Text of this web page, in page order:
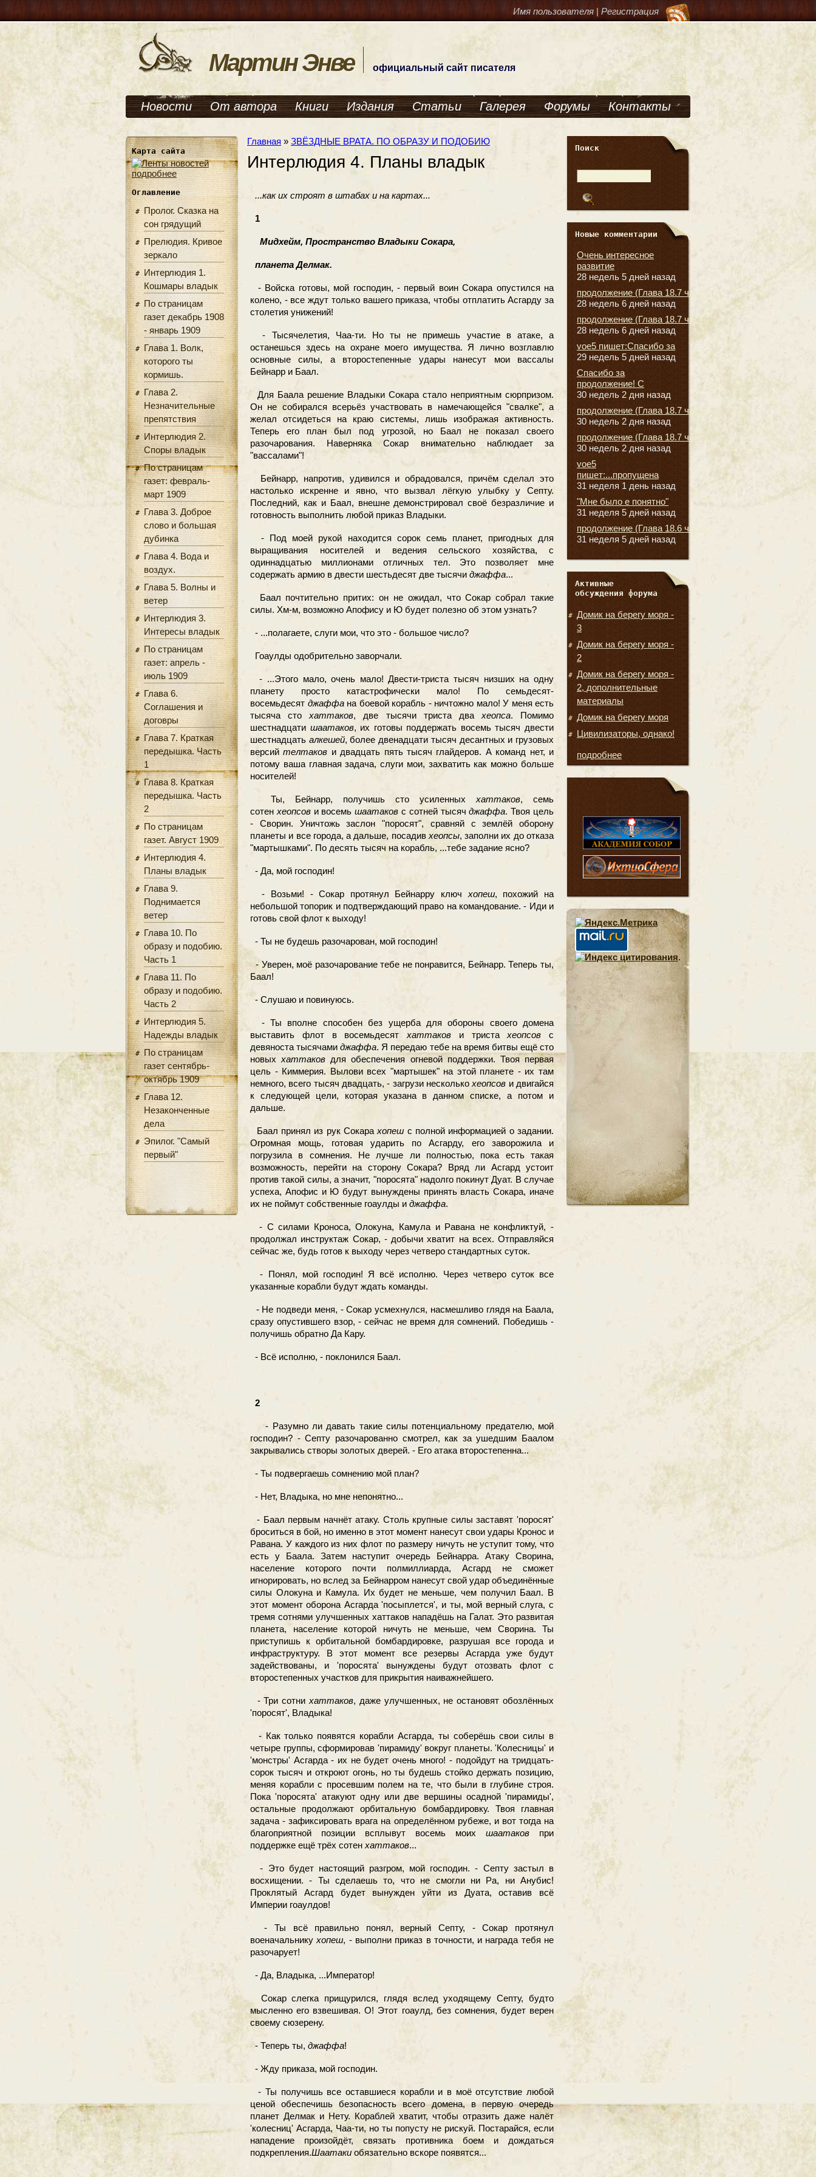
Имя пользователя | Регистрация
Мартин Энве официальный сайт писателя
Новости От автора Книги Издания Статьи Галерея Форумы Контакты
Карта сайта
подробнее
Оглавление
Пролог. Сказка на
сон грядущий
Прелюдия. Кривое
зеркало
Интерлюдия 1.
Кошмары владык
По страницам
газет декабрь 1908
- январь 1909
Глава 1. Волк,
которого ты
кормишь.
Глава 2.
Незначительные
препятствия
Интерлюдия 2.
Споры владык
По страницам
газет: февраль-
март 1909
Глава 3. Доброе
слово и большая
дубинка
Глава 4. Вода и
воздух.
Глава 5. Волны и
ветер
Интерлюдия 3.
Интересы владык
По страницам
газет: апрель -
июль 1909
Глава 6.
Соглашения и
договры
Глава 7. Краткая
передышка. Часть
1
Глава 8. Краткая
передышка. Часть
2
По страницам
газет. Август 1909
Интерлюдия 4.
Планы владык
Глава 9.
Поднимается
ветер
Глава 10. По
образу и подобию.
Часть 1
Глава 11. По
образу и подобию.
Часть 2
Интерлюдия 5.
Надежды владык
По страницам
газет сентябрь-
октябрь 1909
Глава 12.
Незаконченные
дела
Эпилог. "Самый
первый"
Главная » ЗВЁЗДНЫЕ ВРАТА. ПО ОБРАЗУ И ПОДОБИЮ
Интерлюдия 4. Планы владык
...как их строят в штабах и на картах...
1
Мидхейм, Пространство Владыки Сокара,
планета Делмак.
- Войска готовы, мой господин, - первый воин Сокара опустился на
колено, - все ждут только вашего приказа, чтобы отплатить Асгарду за
столетия унижений!
- Тысячелетия, Чаа-ти. Но ты не примешь участие в атаке, а
останешься здесь на охране моего имущества. Я лично возглавлю
основные силы, а второстепенные удары нанесут мои вассалы
Бейнарр и Баал.
Для Баала решение Владыки Сокара стало неприятным сюрпризом.
Он не собирался всерьёз участвовать в намечающейся "свалке", а
желал отсидеться на краю системы, лишь изображая активность.
Теперь его план был под угрозой, но Баал не показал своего
разочарования. Наверняка Сокар внимательно наблюдает за
"вассалами"!
Бейнарр, напротив, удивился и обрадовался, причём сделал это
настолько искренне и явно, что вызвал лёгкую улыбку у Септу.
Последний, как и Баал, внешне демонстрировал своё безразличие и
готовность выполнить любой приказ Владыки.
- Под моей рукой находится сорок семь планет, пригодных для
выращивания носителей и ведения сельского хозяйства, с
одиннадцатью миллионами отличных тел. Это позволяет мне
содержать армию в двести шестьдесят две тысячи джаффа...
Баал почтительно притих: он не ожидал, что Сокар собрал такие
силы. Хм-м, возможно Апофису и Ю будет полезно об этом узнать?
- ...полагаете, слуги мои, что это - большое число?
Гоаулды одобрительно заворчали.
- ...Этого мало, очень мало! Двести-триста тысяч низших на одну
планету просто катастрофически мало! По семьдесят-
восемьдесят джаффана боевой корабль - ничтожно мало! У меня есть
тысяча стохаттаков, две тысячи триста два хеопса. Помимо
шестнадцати шаатаков, их готовы поддержать восемь тысяч двести
шестнадцать алкешей, более двенадцати тысяч десантных и грузовых
версийтелтаков и двадцать пять тысяч глайдеров. А команд нет, и
потому ваша главная задача, слуги мои, захватить как можно больше
носителей!
Ты, Бейнарр, получишь сто усиленных хаттаков, семь
сотен хеопсови восемьшаатаков с сотней тысячджаффа. Твоя цель
- Сворин. Уничтожь заслон "поросят", сравняй с землёй оборону
планеты и все города, а дальше, посадив хеопсы, заполни их до отказа
"мартышками". По десять тысяч на корабль, ...тебе задание ясно?
- Да, мой господин!
- Возьми! - Сокар протянул Бейнарру ключ хопеш, похожий на
небольшой топорик и подтверждающий право на командование. - Иди и
готовь свой флот к выходу!
- Ты не будешь разочарован, мой господин!
- Уверен, моё разочарование тебе не понравится, Бейнарр. Теперь ты,
Баал!
- Слушаю и повинуюсь.
- Ты вполне способен без ущерба для обороны своего домена
выставить флот в восемьдесят хаттаков и тристахеопсов с
девяноста тысячамиджаффа. Я передаю тебе на время битвы ещё сто
новыххаттаков для обеспечения огневой поддержки. Твоя первая
цель - Киммерия. Вылови всех "мартышек" на этой планете - их там
немного, всего тысяч двадцать, - загрузи несколькохеопсов и двигайся
к следующей цели, которая указана в данном списке, а потом и
дальше.
Баал принял из рук Сокарахопеш с полной информацией о задании.
Огромная мощь, готовая ударить по Асгарду, его заворожила и
погрузила в сомнения. Не лучше ли полностью, пока есть такая
возможность, перейти на сторону Сокара? Вряд ли Асгард устоит
против такой силы, а значит, "поросята" надолго покинут Дуат. В случае
успеха, Апофис и Ю будут вынуждены принять власть Сокара, иначе
их не поймут собственные гоаулды и джаффа.
- С силами Кроноса, Олокуна, Камула и Равана не конфликтуй, -
продолжал инструктаж Сокар, - добычи хватит на всех. Отправляйся
сейчас же, будь готов к выходу через четверо стандартных суток.
- Понял, мой господин! Я всё исполню. Через четверо суток все
указанные корабли будут ждать команды.
- Не подведи меня, - Сокар усмехнулся, насмешливо глядя на Баала,
сразу опустившего взор, - сейчас не время для сомнений. Победишь -
получишь обратно Да Кару.
- Всё исполню, - поклонился Баал.
2
- Разумно ли давать такие силы потенциальному предателю, мой
господин? - Септу разочарованно смотрел, как за ушедшим Баалом
закрывались створы золотых дверей. - Его атака второстепенна...
- Ты подвергаешь сомнению мой план?
- Нет, Владыка, но мне непонятно...
- Баал первым начнёт атаку. Столь крупные силы заставят 'поросят'
броситься в бой, но именно в этот момент нанесут свои удары Кронос и
Равана. У каждого из них флот по размеру ничуть не уступит тому, что
есть у Баала. Затем наступит очередь Бейнарра. Атаку Сворина,
население которого почти полмиллиарда, Асгард не сможет
игнорировать, но вслед за Бейнарром нанесут свой удар объединённые
силы Олокуна и Камула. Их будет не меньше, чем получил Баал. В
этот момент оборона Асгарда 'посыплется', и ты, мой верный слуга, с
тремя сотнями улучшенных хаттаков нападёшь на Галат. Это развитая
планета, население которой ничуть не меньше, чем Сворина. Ты
приступишь к орбитальной бомбардировке, разрушая все города и
инфраструктуру. В этот момент все резервы Асгарда уже будут
задействованы, и 'поросята' вынуждены будут отозвать флот с
второстепенных участков для прикрытия наиважнейшего.
- Три сотни хаттаков, даже улучшенных, не остановят обозлённых
'поросят', Владыка!
- Как только появятся корабли Асгарда, ты соберёшь свои силы в
четыре группы, сформировав 'пирамиду' вокруг планеты. 'Колесницы' и
'монстры' Асгарда - их не будет очень много! - подойдут на тридцать-
сорок тысяч и откроют огонь, но ты будешь стойко держать позицию,
меняя корабли с просевшим полем на те, что были в глубине строя.
Пока 'поросята' атакуют одну или две вершины осадной 'пирамиды',
остальные продолжают орбитальную бомбардировку. Твоя главная
задача - зафиксировать врага на определённом рубеже, и вот тогда на
благоприятной позиции всплывут восемь моих шаатаков при
поддержке ещё трёх сотен хаттаков...
- Это будет настоящий разгром, мой господин. - Септу застыл в
восхищении. - Ты сделаешь то, что не смогли ни Ра, ни Анубис!
Проклятый Асгард будет вынужден уйти из Дуата, оставив всё
Империи гоаулдов!
- Ты всё правильно понял, верный Септу, - Сокар протянул
военачальникухопеш, - выполни приказ в точности, и награда тебя не
разочарует!
- Да, Владыка, ...Император!
Сокар слегка прищурился, глядя вслед уходящему Септу, будто
мысленно его взвешивая. О! Этот гоаулд, без сомнения, будет верен
своему сюзерену.
- Теперь ты, джаффа!
- Жду приказа, мой господин.
- Ты получишь все оставшиеся корабли и в моё отсутствие любой
ценой обеспечишь безопасность всего домена, в первую очередь
планет Делмак и Нету. Кораблей хватит, чтобы отразить даже налёт
'колесниц' Асгарда, Чаа-ти, но ты попусту не рискуй. Постарайся, если
нападение произойдёт, связать противника боем и дождаться
подкрепления.Шаатаки обязательно вскоре появятся...
Поиск
Новые комментарии
Очень интересное
развитие
28 недель 5 дней назад
продолжение (Глава 18.7 часть
28 недель 6 дней назад
продолжение (Глава 18.7 часть
28 недель 6 дней назад
voe5 пишет:Спасибо за
29 недель 5 дней назад
Спасибо за
продолжение! С
30 недель 2 дня назад
продолжение (Глава 18.7 часть
30 недель 2 дня назад
продолжение (Глава 18.7 часть
30 недель 2 дня назад
voe5
пишет:...пропущена
31 неделя 1 день назад
"Мне было е понятно"
31 неделя 5 дней назад
продолжение (Глава 18.6 часть
31 неделя 5 дней назад
Активные
обсуждения форума
Домик на берегу моря -
3
Домик на берегу моря -
2
Домик на берегу моря -
2, дополнительные
материалы
Домик на берегу моря
Цивилизаторы, однако!
подробнее
.